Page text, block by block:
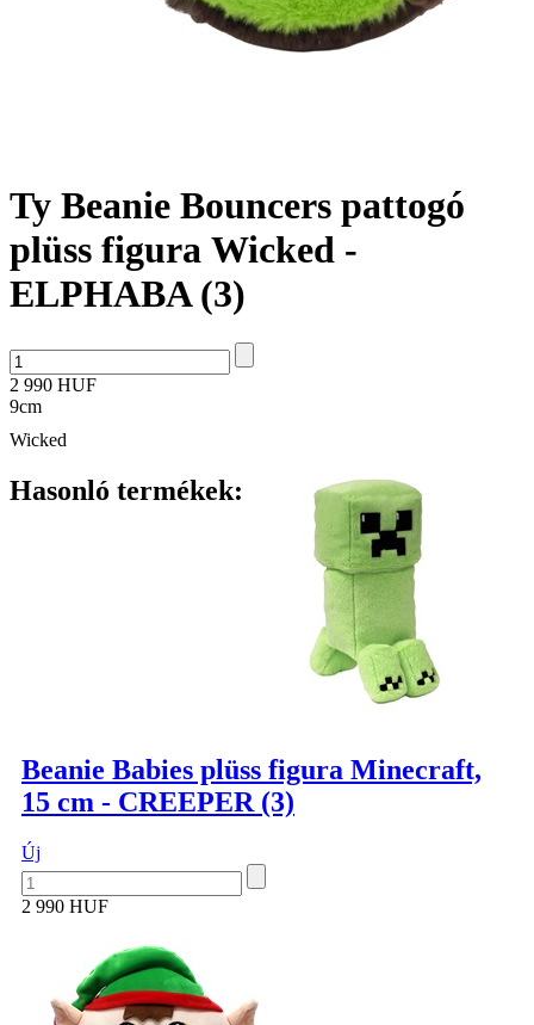
Ty Beanie Bouncers pattogó
plüss figura Wicked -
ELPHABA (3)
2 990 HUF
9cm
Wicked
Hasonló termékek:
Beanie Babies plüss figura Minecraft,
15 cm - CREEPER (3)
Új
2 990 HUF